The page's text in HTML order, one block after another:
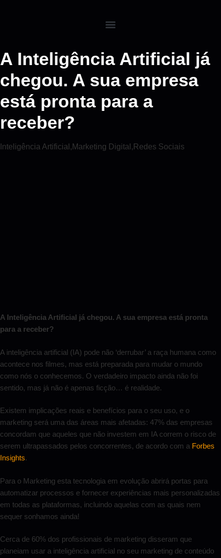
A Inteligência Artificial já
chegou. A sua empresa
está pronta para a
receber?
Inteligência Artificial , Marketing Digital , Redes Sociais
A Inteligência Artificial já chegou. A sua empresa está pronta
para a receber?
A inteligência artificial (IA) pode não ‘derrubar’ a raça humana como
acontece nos filmes, mas está preparada para mudar o mundo
como nós o conhecemos. O verdadeiro impacto ainda não foi
sentido, mas já não é apenas ficção… é realidade.
Existem implicações reais e benefícios para o seu uso, e o
marketing será uma das áreas mais afetadas: 47% das empresas
concordam que aqueles que não investem em IA correm o risco de
serem ultrapassados pelos concorrentes, de acordo com a Forbes
Insights.
Para o Marketing esta tecnologia em evolução abrirá portas para
automatizar processos e fornecer experiências mais personalizadas
em todas as plataformas, incluindo aquelas com as quais nem
sequer sonhamos ainda!
Cerca de 60% dos profissionais de marketing disseram que
planeiam usar a inteligência artificial no seu marketing de conteúdo